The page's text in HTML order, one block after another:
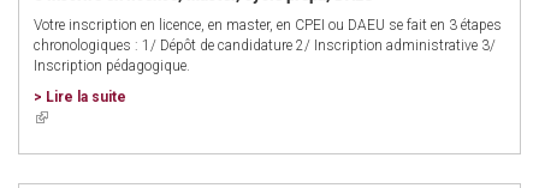
Votre inscription en licence, en master, en CPEI ou DAEU se fait en 3 étapes
chronologiques : 1/ Dépôt de candidature 2/ Inscription administrative 3/
Inscription pédagogique.
> Lire la suite
(link
external)